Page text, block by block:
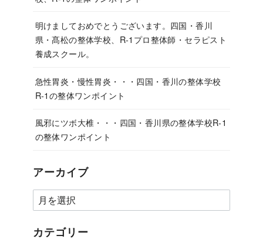
明けましておめでとうございます。四国・香川
県・髙松の整体学校、R-1プロ整体師・セラピスト
養成スクール。
急性胃炎・慢性胃炎・・・四国・香川の整体学校
R-1の整体ワンポイント
風邪にツボ大椎・・・四国・香川県の整体学校R-1
の整体ワンポイント
アーカイブ
カテゴリー